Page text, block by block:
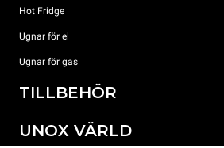
Hot Fridge
Ugnar för el
Ugnar för gas
TILLBEHÖR
Alla tillbehör
UNOX VÄRLD